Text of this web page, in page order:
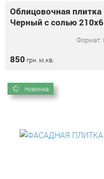
Облицовочная
Черный с солью
Формат:
850 грн. м.кв.
Новинка